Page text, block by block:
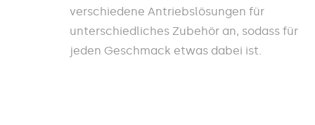
verschiedene Antriebslösungen für
unterschiedliches Zubehör an, sodass für
jeden Geschmack etwas dabei ist.